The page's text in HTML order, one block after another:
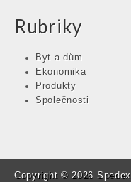
Rubriky
Byt a dům
Ekonomika
Produkty
Společnosti
Copyright © 2026 Spedex